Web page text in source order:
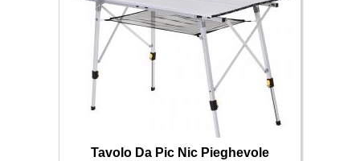
Tavolo Da Pic Nic Pieghevole